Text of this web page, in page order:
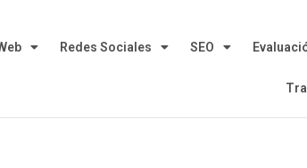
Redes Sociales SEO